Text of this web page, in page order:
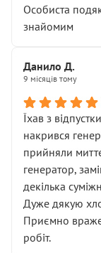
Особиста
знайомим
Данило Д.
9 місяців тому
Їхав з
накрився
прийняли
генератор,
декілька
Дуже дякую
Приємно
робіт.